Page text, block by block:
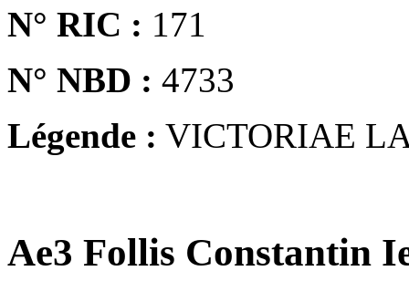
N° RIC : 171
N° NBD : 4733
Légende : VICTORIAE
Ae3 Follis Constantin